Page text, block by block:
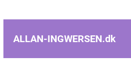
ALLAN-INGWERSEN.dk